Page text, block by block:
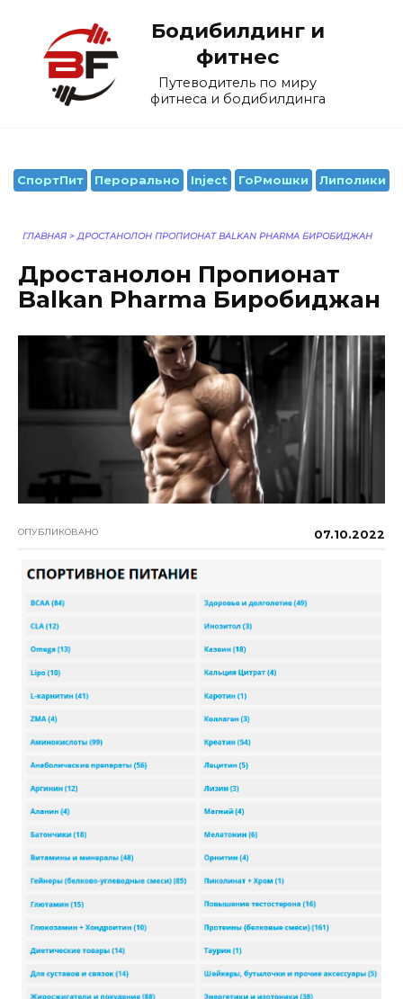
содержанию
Бодибилдинг и
фитнес
Путеводитель по миру
фитнеса и бодибилдинга
СпортПит Перорально Inject ГоРмошки Липолики
ГЛАВНАЯ > ДРОСТАНОЛОН ПРОПИОНАТ BALKAN PHARMA БИРОБИДЖАН
Дростанолон Пропионат
Balkan Pharma Биробиджан
ОПУБЛИКОВАНО 07.10.2022